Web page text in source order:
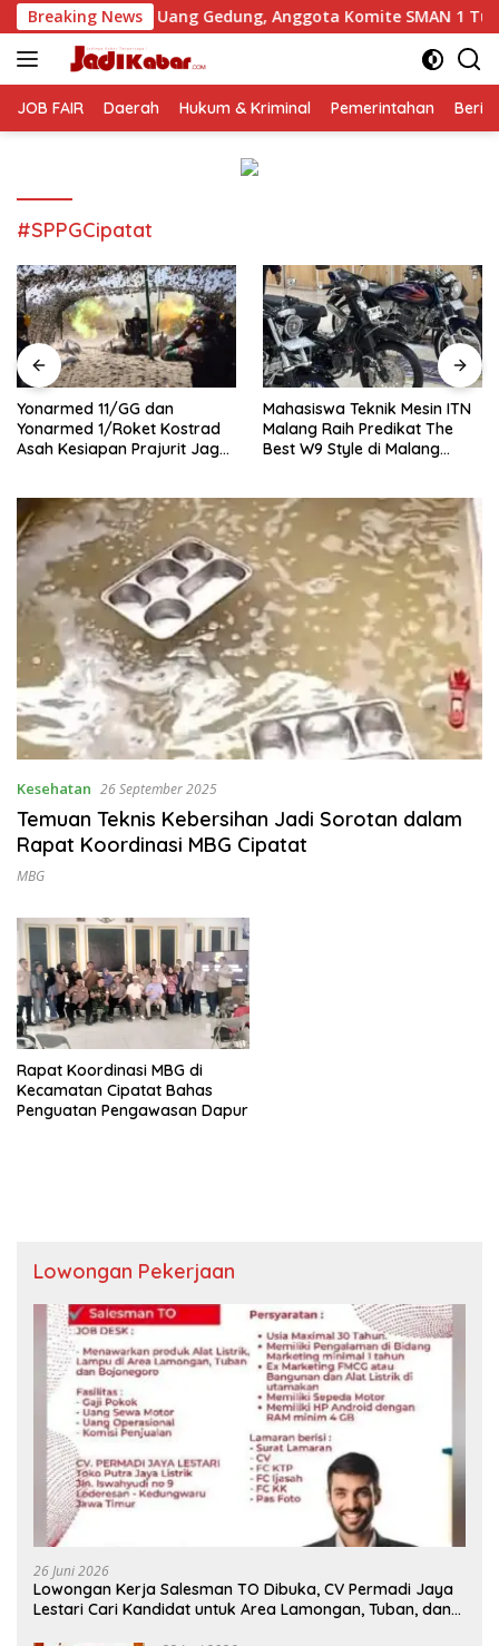
Langsung
ke
konten
Breaking News
Gedung, Anggota Komite SMAN 1 Tumpang ,Ketua DPD
JOB FAIR Daerah Hukum & Kriminal Pemerintahan
#SPPGCipatat
Yonarmed 11/GG dan
Yonarmed 1/Roket Kostrad
Asah Kesiapan Prajurit Jaga
Mahasiswa Teknik Mesin ITN
Malang Raih Predikat The
Best W9 Style di Malang
Kesehatan 26 September 2025
Temuan Teknis Kebersihan Jadi Sorotan dalam
Rapat Koordinasi MBG Cipatat
MBG
Rapat Koordinasi MBG di
Kecamatan Cipatat Bahas
Penguatan Pengawasan Dapur
Lowongan Pekerjaan
26 Juni 2026
Lowongan Kerja Salesman TO Dibuka, CV Permadi Jaya
Lestari Cari Kandidat untuk Area Lamongan, Tuban, dan